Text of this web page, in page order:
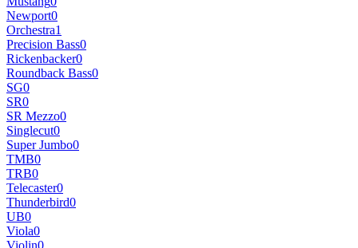
Newport0
Orchestra1
Precision Bass0
Rickenbacker0
Roundback Bass0
SG0
SR0
SR Mezzo0
Singlecut0
Super Jumbo0
TMB0
TRB0
Telecaster0
Thunderbird0
UB0
Viola0
Violin0